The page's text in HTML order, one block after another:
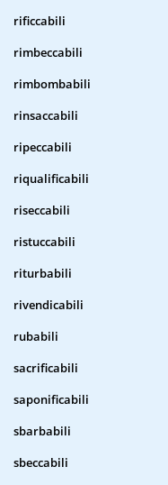
rificcabili
rimbeccabili
rimbombabili
rinsaccabili
ripeccabili
riqualificabili
riseccabili
ristuccabili
riturbabili
rivendicabili
rubabili
sacrificabili
saponificabili
sbarbabili
sbeccabili